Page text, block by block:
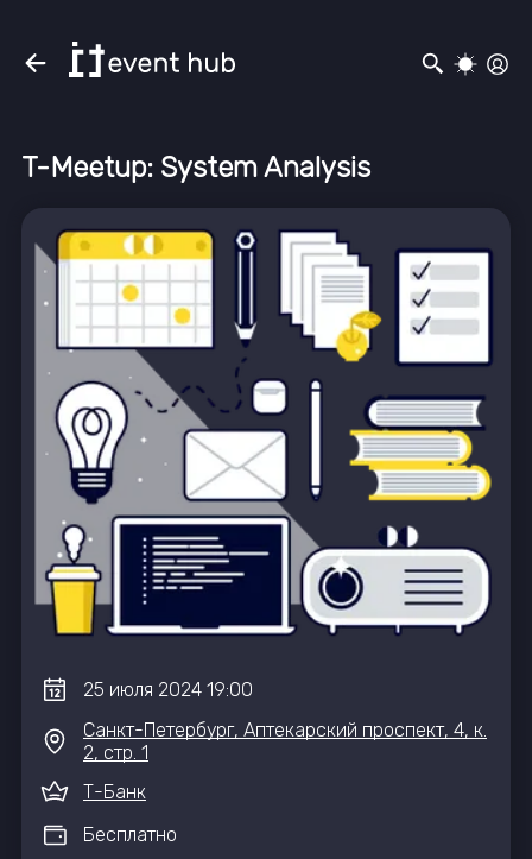
T-Meetup: System Analysis
25 июля 2024 19:00
Санкт-Петербург, Аптекарский проспект, 4, к.
2, стр. 1
Т-Банк
Бесплатно